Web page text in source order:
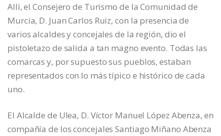
Allí, el Consejero de Turismo de la Comunidad de
Murcia, D. Juan Carlos Ruiz, con la presencia de
varios alcaldes y concejales de la región, dio el
pistoletazo de salida a tan magno evento. Todas las
comarcas y, por supuesto sus pueblos, estaban
representados con lo más típico e histórico de cada
uno.
El Alcalde de Ulea, D. Víctor Manuel López Abenza, en
compañía de los concejales Santiago Miñano Abenza